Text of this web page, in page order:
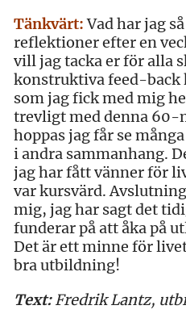
Tänkvärt:Vad har jag
reflektioner efter en
vill jag tacka er för alla
konstruktiva feed-back
som jag fick med mig
trevligt med denna 60-
hoppas jag får se
i andra sammanhang.
jag har fått vänner för
var kursvärd.
mig, jag har sagt det
funderar på att åka på
Det är ett minne för
bra utbildning!
Text:Fredrik Lantz,